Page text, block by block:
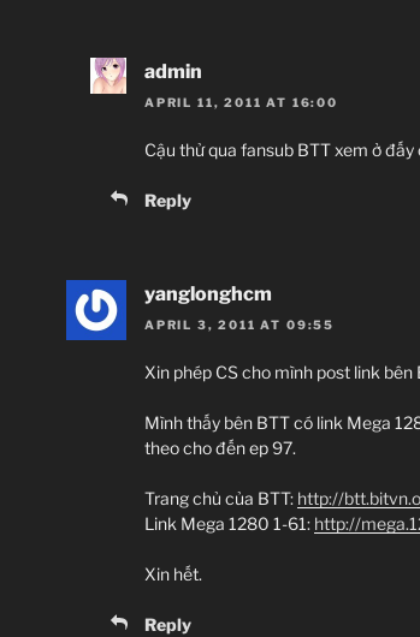
admin
APRIL 11, 2011 AT 16:00
Cậu thử qua fansub BTT xem ở
Reply
yanglonghcm
APRIL 3, 2011 AT 09:55
Xin phép CS cho mình post link
Mình thấy bên BTT có link Mega
theo cho đến ep 97.
Trang chủ của BTT: http://
Link Mega 1280 1-61: http://
Xin hết.
Reply